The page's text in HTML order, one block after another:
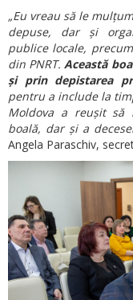
„Eu vreau să le
depuse, dar și
publice locale,
din PNRT.Această
și prin depistarea
pentru a include la
Moldova a reușit să
boală, dar și a
Angela Paraschiv,